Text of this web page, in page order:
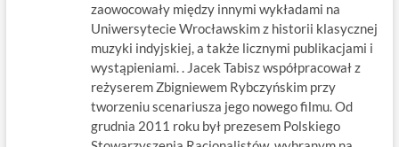
zaowocowały między innymi wykładami na
Uniwersytecie Wrocławskim z historii klasycznej
muzyki indyjskiej, a także licznymi publikacjami i
wystąpieniami. . Jacek Tabisz współpracował z
reżyserem Zbigniewem Rybczyńskim przy
tworzeniu scenariusza jego nowego filmu. Od
grudnia 2011 roku był prezesem Polskiego